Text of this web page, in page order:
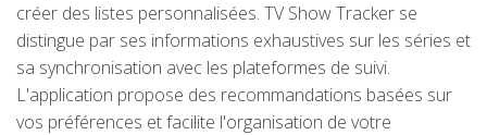
créer des listes personnalisées. TV Show Tracker se
distingue par ses informations exhaustives sur les séries et
sa synchronisation avec les plateformes de suivi.
L'application propose des recommandations basées sur
vos préférences et facilite l'organisation de votre